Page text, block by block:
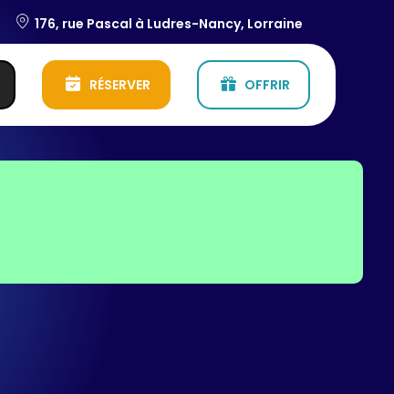
176, rue Pascal à Ludres-Nancy, Lorraine
RÉSERVER OFFRIR